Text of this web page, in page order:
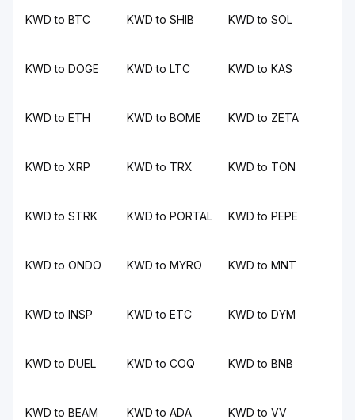
KWD to BTC KWD to SHIB KWD to SOL
KWD to DOGE KWD to LTC KWD to KAS
KWD to ETH KWD to BOME KWD to ZETA
KWD to XRP KWD to TRX KWD to TON
KWD to STRK KWD to PORTAL KWD to PEPE
KWD to ONDO KWD to MYRO KWD to MNT
KWD to INSP KWD to ETC KWD to DYM
KWD to DUEL KWD to COQ KWD to BNB
KWD to BEAM KWD to ADA KWD to VV